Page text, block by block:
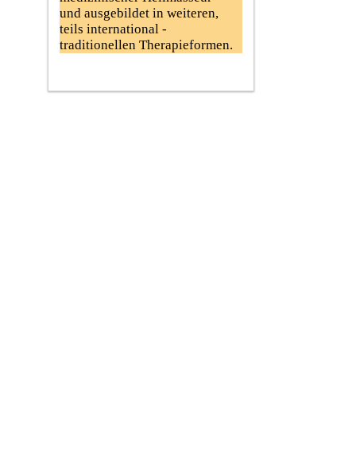
und ausgebildet in weiteren,
teils international -
traditionellen Therapieformen.